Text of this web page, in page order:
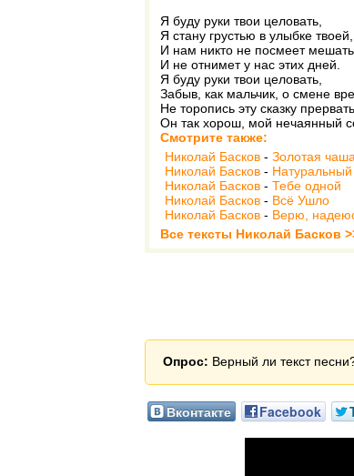
Я буду руки твои целовать,
Я стану грустью в улыбке твоей,
И нам никто не посмеет мешать
И не отнимет у нас этих дней.
Я буду руки твои целовать,
Забыв, как мальчик, о смене
Не торопись эту сказку
Он так хорош, мой нечаянный
Смотрите также:
Николай Басков - Золотая чаша
Николай Басков -
Николай Басков - Тебе одной
Николай Басков - Всё Ушло
Николай Басков - Верю,
Все тексты Николай Басков
Опрос: Верный ли текст
Вконтакте Facebook